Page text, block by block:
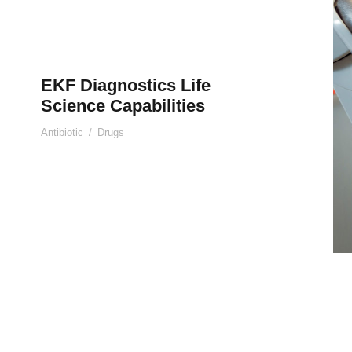
EKF Diagnostics Life
Science Capabilities
Antibiotic / Drugs